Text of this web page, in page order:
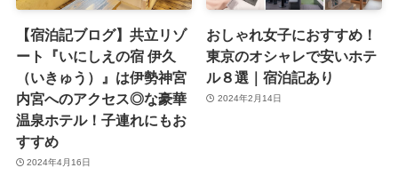
【宿泊記ブログ】共立リゾ
ート『いにしえの宿 伊久
（いきゅう）』は伊勢神宮
内宮へのアクセス◎な豪華
温泉ホテル！子連れにもお
すすめ
2024年4月16日
おしゃれ女子におすすめ！
東京のオシャレで安いホテ
ル８選｜宿泊記あり
2024年2月14日